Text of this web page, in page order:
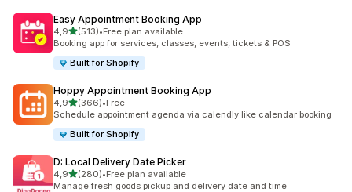
Easy Appointment Booking App
4,9z 5 hvězd
(513)
Celkový počet recenzí: 513
•Free plan available
Booking app for services, classes, events, tickets & POS
Built for Shopify
Hoppy Appointment Booking App
4,9z 5 hvězd
(366)
Celkový počet recenzí: 366
•Free
Schedule appointment agenda via calendly like calendar booking
Built for Shopify
D: Local Delivery Date Picker
4,9z 5 hvězd
(280)
Celkový počet recenzí: 280
•Free plan available
Manage fresh goods pickup and delivery date and time